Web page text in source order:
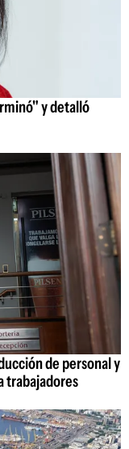
y detalló
de personal y
trabajadores